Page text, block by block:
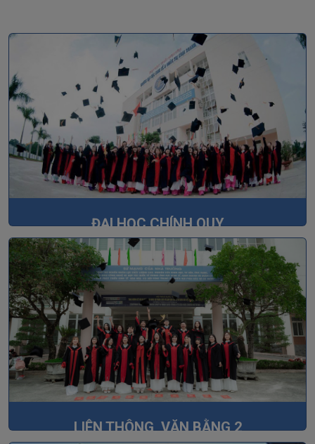
ĐẠI HỌC CHÍNH QUY
LIÊN THÔNG, VĂN BẰNG 2